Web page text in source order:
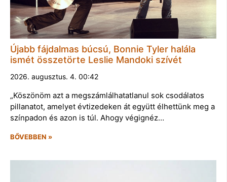
Újabb fájdalmas búcsú, Bonnie Tyler halála
ismét összetörte Leslie Mandoki szívét
2026. augusztus. 4. 00:42
„Köszönöm azt a megszámlálhatatlanul sok csodálatos
pillanatot, amelyet évtizedeken át együtt élhettünk meg a
színpadon és azon is túl. Ahogy végignéz…
BŐVEBBEN »